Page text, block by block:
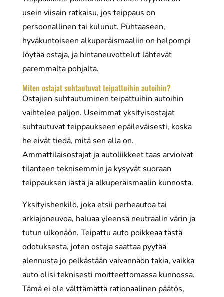
usein viisain ratkaisu, jos teippaus on
persoonallinen tai kulunut. Puhtaaseen,
hyväkuntoiseen alkuperäismaaliin on helpompi
löytää ostaja, ja hintaneuvottelut lähtevät
paremmalta pohjalta.
Miten ostajat suhtautuvat teipattuihin autoihin?
Ostajien suhtautuminen teipattuihin autoihin
vaihtelee paljon. Useimmat yksityisostajat
suhtautuvat teippaukseen epäileväisesti, koska
he eivät tiedä, mitä sen alla on.
Ammattilaisostajat ja autoliikkeet taas arvioivat
tilanteen teknisemmin ja kysyvät suoraan
teippauksen iästä ja alkuperäismaalin kunnosta.
Yksityishenkilö, joka etsii perheautoa tai
arkiajoneuvoa, haluaa yleensä neutraalin värin ja
tutun ulkonäön. Teipattu auto poikkeaa tästä
odotuksesta, joten ostaja saattaa pyytää
alennusta jo pelkästään vaivannäön takia, vaikka
auto olisi teknisesti moitteettomassa kunnossa.
Tämä ei ole välttämättä rationaalinen päätös,